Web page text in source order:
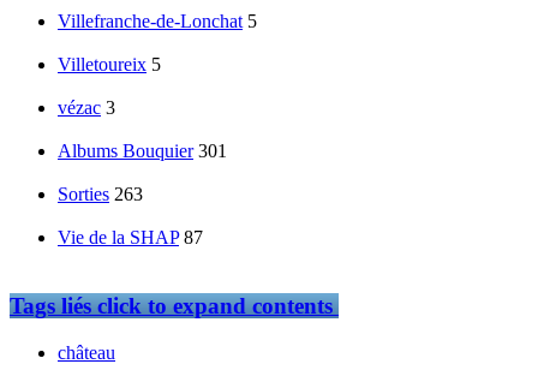
Villefranche-de-Lonchat 5
Villetoureix 5
vézac 3
Albums Bouquier 301
Sorties 263
Vie de la SHAP 87
Tags liésclick to expand contents
château